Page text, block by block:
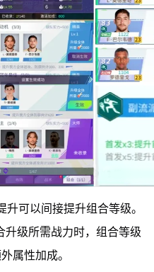
可以间接提升组合等级。
升级所需战力时，组合等级
属性加成。